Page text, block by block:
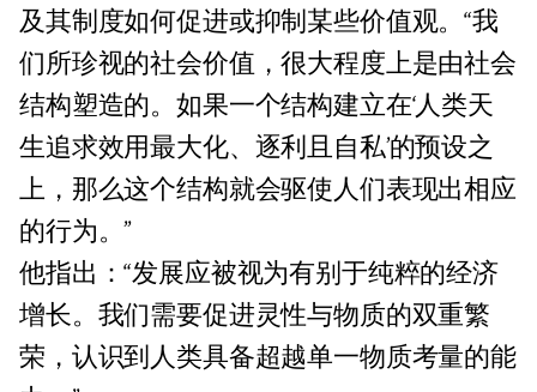
及其制度如何促进或抑制某些价值观。“我
们所珍视的社会价值，很大程度上是由社会
结构塑造的。如果一个结构建立在‘人类天
生追求效用最大化、逐利且自私’的预设之
上，那么这个结构就会驱使人们表现出相应
的行为。”
他指出：“发展应被视为有别于纯粹的经济
增长。我们需要促进灵性与物质的双重繁
荣，认识到人类具备超越单一物质考量的能